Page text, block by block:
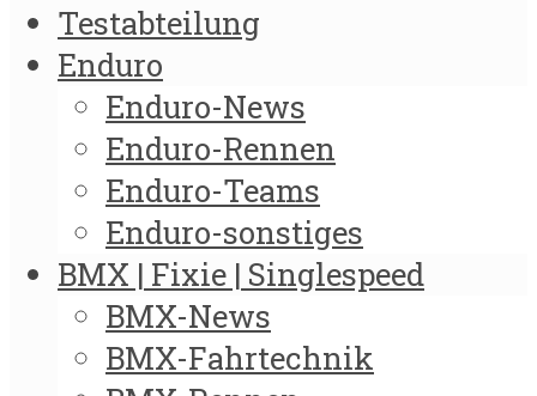
Testabteilung
Enduro
Enduro-News
Enduro-Rennen
Enduro-Teams
Enduro-sonstiges
BMX | Fixie | Singlespeed
BMX-News
BMX-Fahrtechnik